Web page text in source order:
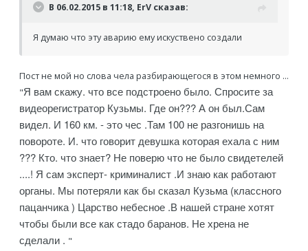
В 06.02.2015 в 11:18, ErV сказав:
Я думаю что эту аварию ему искуствено создали
Пост не мой но слова чела разбирающегося в этом немного ...
"Я вам скажу. что все подстроено было. Спросите за
видеорегистратор Кузьмы. Где он??? А он был.Сам
видел. И 160 км. - это чес .Там 100 не разгонишь на
повороте. И. что говорит девушка которая ехала с ним
??? Кто. что знает? Не поверю что не было свидетелей
....! Я сам эксперт- криминалист .И знаю как работают
органы. Мы потеряли как бы сказал Кузьма (классного
пацанчика ) Царство небесное .В нашей стране хотят
чтобы были все как стадо баранов. Не хрена не
сделали . "